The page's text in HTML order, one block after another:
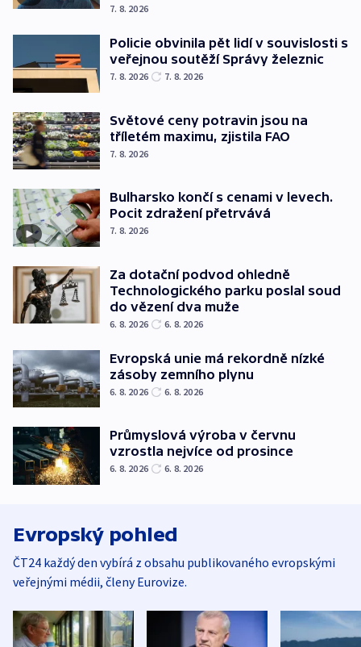
7. 8. 2026
Policie obvinila pět lidí v souvislosti s
veřejnou soutěží Správy železnic
7. 8. 2026 7. 8. 2026
Světové ceny potravin jsou na
tříletém maximu, zjistila FAO
7. 8. 2026
Bulharsko končí s cenami v levech.
Pocit zdražení přetrvává
7. 8. 2026
Za dotační podvod ohledně
Technologického parku poslal soud
do vězení dva muže
6. 8. 2026 6. 8. 2026
Evropská unie má rekordně nízké
zásoby zemního plynu
6. 8. 2026 6. 8. 2026
Průmyslová výroba v červnu
vzrostla nejvíce od prosince
6. 8. 2026 6. 8. 2026
Evropský pohled
ČT24 každý den vybírá z obsahu publikovaného evropskými
veřejnými médii, členy Eurovize.